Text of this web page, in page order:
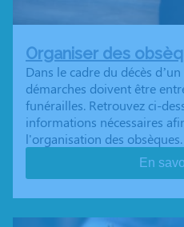
Organiser des
Dans le cadre du décès
démarches doivent être
funérailles. Retrouvez ci-
informations nécessaires
l'organisation des obsèques.
En